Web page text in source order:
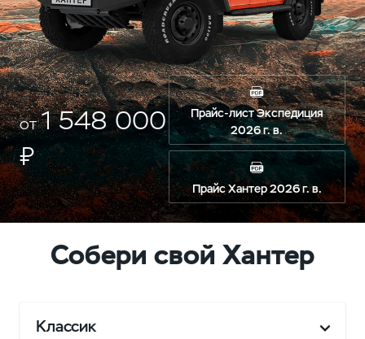
от1 548 000
₽
Прайс-лист Экспедиция
2026 г. в.
Прайс Хантер 2026 г. в.
Собери свой Хантер
Классик